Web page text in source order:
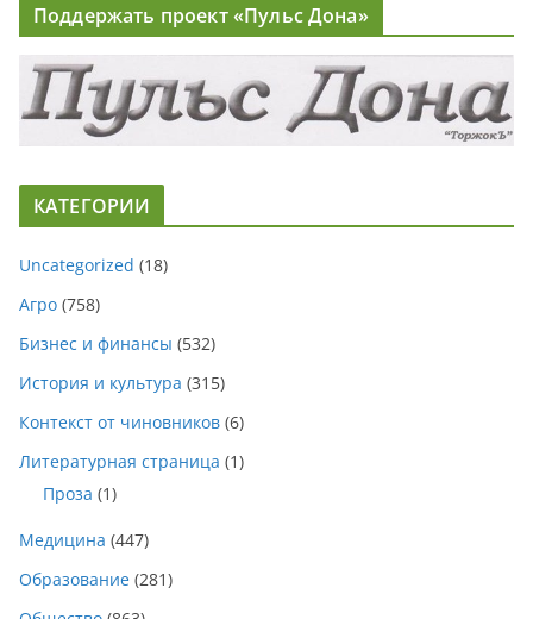
Поддержать проект «Пульс Дона»
КАТЕГОРИИ
Uncategorized (18)
Агро (758)
Бизнес и финансы (532)
История и культура (315)
Контекст от чиновников (6)
Литературная страница (1)
Проза (1)
Медицина (447)
Образование (281)